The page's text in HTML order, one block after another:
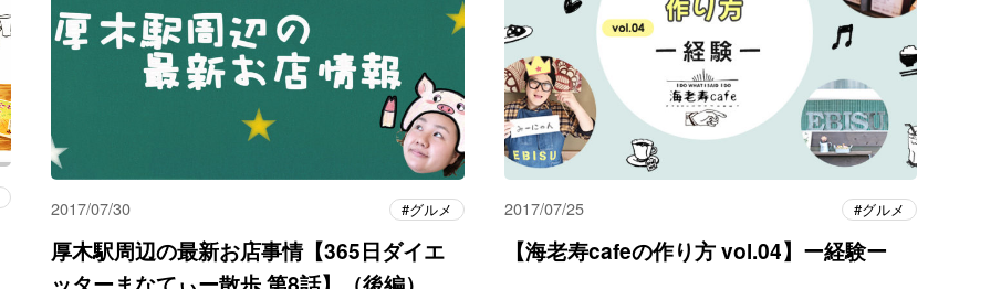
2017/07/30 グルメ
厚木駅周辺の最新お店事情【365日ダイエ
2017/07/25 グルメ
【海老寿cafeの作り方 vol.04】ー経験ー